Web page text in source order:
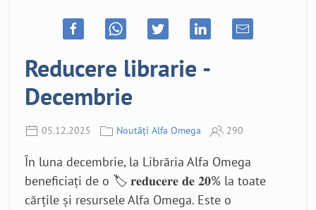
Reducere librarie -
Decembrie
05.12.2025 Noutăți Alfa Omega 290
În luna decembrie, la Librăria Alfa Omega
beneficiați de o 🏷 𝐫𝐞𝐝𝐮𝐜𝐞𝐫𝐞 𝐝𝐞 𝟐𝟎% la toate
cărțile și resursele Alfa Omega. Este o